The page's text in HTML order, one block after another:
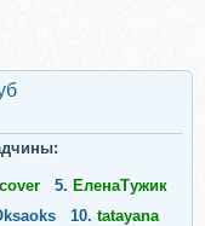
cover 5. ЕленаТужик
10. tatayana